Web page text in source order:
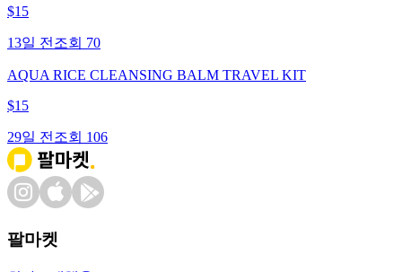
$15
13일 전 조회 70
AQUA RICE CLEANSING BALM TRAVEL KIT
$15
29일 전 조회 106
팔마켓